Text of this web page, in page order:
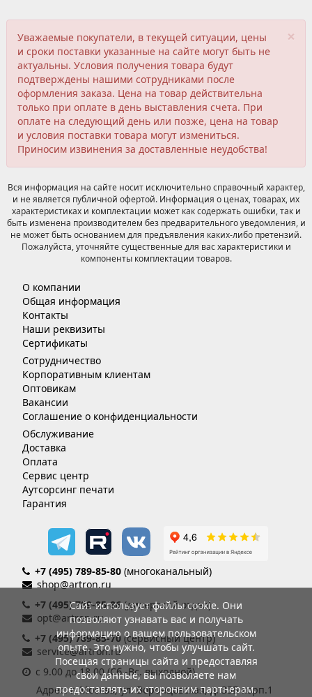
×
Уважаемые покупатели, в текущей ситуации, цены
и сроки поставки указанные на сайте могут быть не
актуальны. Условия получения товара будут
подтверждены нашими сотрудниками после
оформления заказа. Цена на товар действительна
только при оплате в день выставления счета. При
оплате на следующий день или позже, цена на товар
и условия поставки товара могут измениться.
Приносим извинения за доставленные неудобства!
Вся информация на сайте носит исключительно справочный характер,
и не является публичной офертой. Информация о ценах, товарах, их
характеристиках и комплектации может как содержать ошибки, так и
быть изменена производителем без предварительного уведомления, и
не может быть основанием для предъявления каких-либо претензий.
Пожалуйста, уточняйте существенные для вас характеристики и
компоненты комплектации товаров.
О компании
Общая информация
Контакты
Наши реквизиты
Сертификаты
Сотрудничество
Корпоративным клиентам
Оптовикам
Вакансии
Соглашение о конфиденциальности
Обслуживание
Доставка
Оплата
Сервис центр
Аутсорсинг печати
Гарантия
+7 (495) 789-85-80 (многоканальный)
shop@artron.ru
+7 (495) 789-85-86(дилерский отдел)
opt@artron.ru
+7 (495) 789-85-70 (сервисный центр)
service@artron.ru
с 9.00 до 18.00 (Сб.-Вс. выходной)
Адрес: г. Москва, ул. Воронцовская, д. 35Б корп.1
Сайт использует файлы cookie. Они
позволяют узнавать вас и получать
информацию о вашем пользовательском
опыте. Это нужно, чтобы улучшать сайт.
Посещая страницы сайта и предоставляя
свои данные, вы позволяете нам
предоставлять их сторонним партнерам.